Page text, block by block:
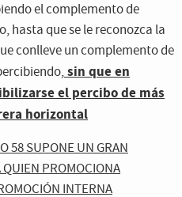
el complemento de
hasta que se le reconozca la
conlleve un complemento de
sin que en
el percibo de más
horizontal
58 SUPONE UN GRAN
PROMOCIONA
INTERNA